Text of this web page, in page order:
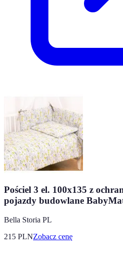
Pościel 3 el. 100x135 z
pojazdy budowlane
Bella Storia PL
215 PLNZobacz cenę